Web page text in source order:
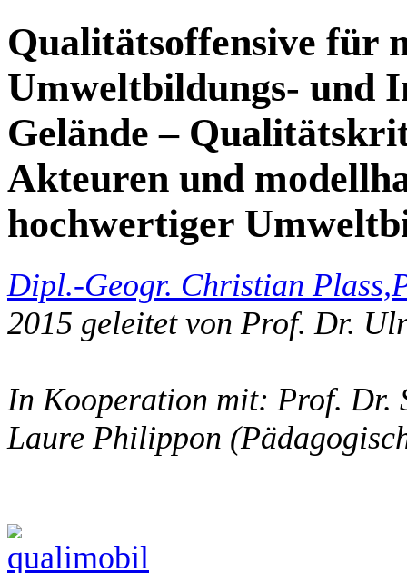
Qualitätsoffensive für
Umweltbildungs- und
Gelände –
Akteuren und
hochwertiger
Dipl.-Geogr. Christian Plass,
2015 geleitet von Prof. Dr.
In Kooperation mit: Prof. Dr.
Laure Philippon